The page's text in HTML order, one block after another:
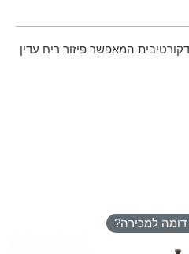
המאפשר פיזור ריח עדין
למכירה?